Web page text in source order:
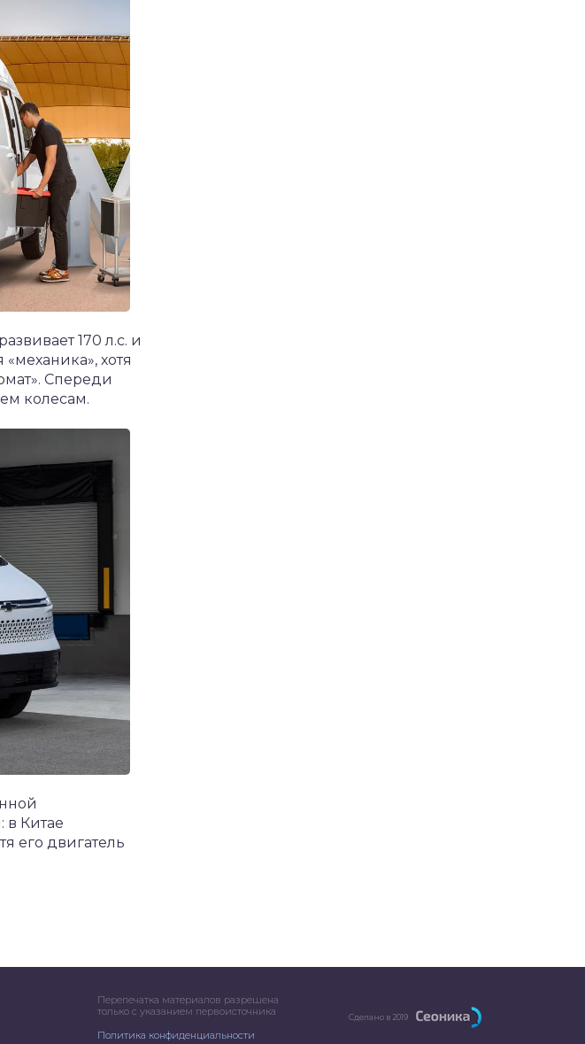
170 л.с. и
хотя
Спереди
колесам.
в Китае
его двигатель
Перепечатка материалов разрешена
только с указанием первоисточника
Политика конфиденциальности
Сделано в 2019